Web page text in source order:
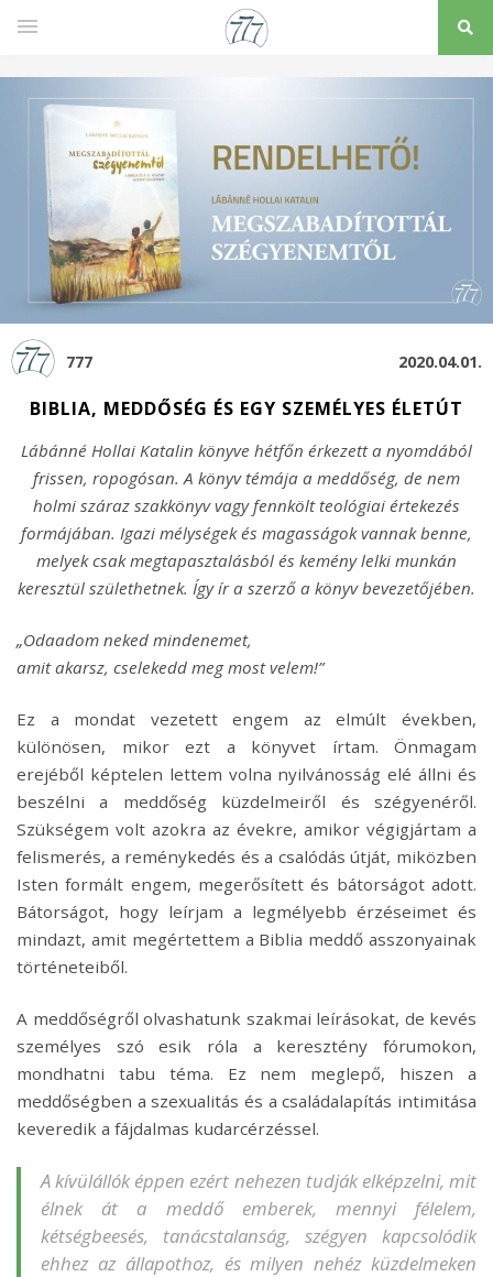
777 2020.04.01.
BIBLIA, MEDDŐSÉG ÉS EGY SZEMÉLYES ÉLETÚT
Lábánné Hollai Katalin könyve hétfőn érkezett a nyomdából
frissen, ropogósan. A könyv témája a meddőség, de nem
holmi száraz szakkönyv vagy fennkölt teológiai értekezés
formájában. Igazi mélységek és magasságok vannak benne,
melyek csak megtapasztalásból és kemény lelki munkán
keresztül születhetnek. Így ír a szerző a könyv bevezetőjében.
„Odaadom neked mindenemet,
amit akarsz, cselekedd meg most velem!”
Ez a mondat vezetett engem az elmúlt években,
különösen, mikor ezt a könyvet írtam. Önmagam
erejéből képtelen lettem volna nyilvánosság elé állni és
beszélni a meddőség küzdelmeiről és szégyenéről.
Szükségem volt azokra az évekre, amikor végigjártam a
felismerés, a reménykedés és a csalódás útját, miközben
Isten formált engem, megerősített és bátorságot adott.
Bátorságot, hogy leírjam a legmélyebb érzéseimet és
mindazt, amit megértettem a Biblia meddő asszonyainak
történeteiből.
A meddőségről olvashatunk szakmai leírásokat, de kevés
személyes szó esik róla a keresztény fórumokon,
mondhatni tabu téma. Ez nem meglepő, hiszen a
meddőségben a szexualitás és a családalapítás intimitása
keveredik a fájdalmas kudarcérzéssel.
A kívülállók éppen ezért nehezen tudják elképzelni, mit
élnek át a meddő emberek, mennyi félelem,
kétségbeesés, tanácstalanság, szégyen kapcsolódik
ehhez az állapothoz, és milyen nehéz küzdelmeken